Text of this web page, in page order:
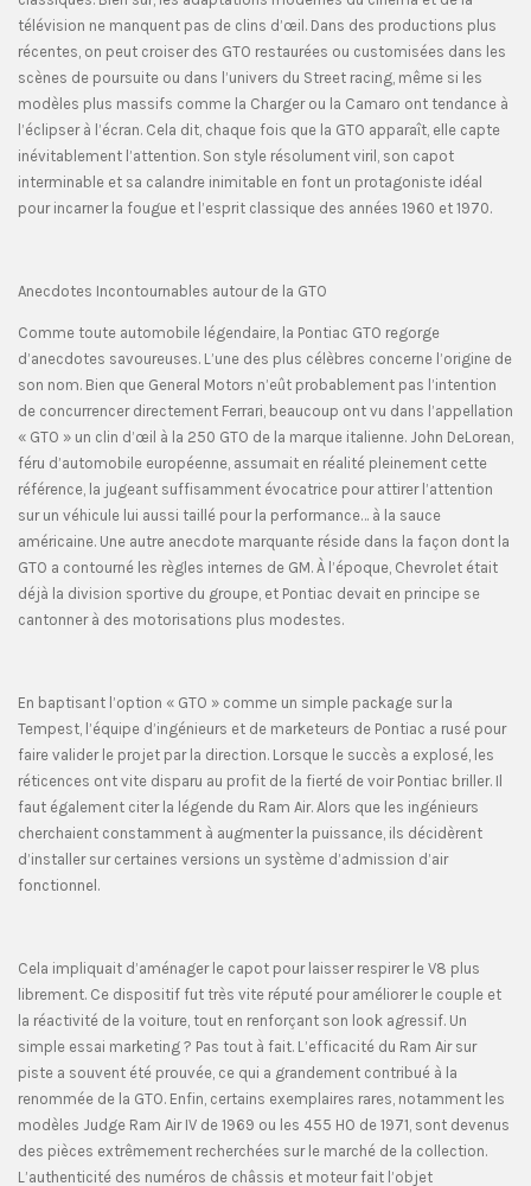
télévision ne manquent pas de clins d’œil. Dans des productions plus
récentes, on peut croiser des GTO restaurées ou customisées dans les
scènes de poursuite ou dans l’univers du Street racing, même si les
modèles plus massifs comme la Charger ou la Camaro ont tendance à
l’éclipser à l’écran. Cela dit, chaque fois que la GTO apparaît, elle capte
inévitablement l’attention. Son style résolument viril, son capot
interminable et sa calandre inimitable en font un protagoniste idéal
pour incarner la fougue et l’esprit classique des années 1960 et 1970.
Anecdotes Incontournables autour de la GTO
Comme toute automobile légendaire, la Pontiac GTO regorge
d’anecdotes savoureuses. L’une des plus célèbres concerne l’origine de
son nom. Bien que General Motors n’eût probablement pas l’intention
de concurrencer directement Ferrari, beaucoup ont vu dans l’appellation
« GTO » un clin d’œil à la 250 GTO de la marque italienne. John DeLorean,
féru d’automobile européenne, assumait en réalité pleinement cette
référence, la jugeant suffisamment évocatrice pour attirer l’attention
sur un véhicule lui aussi taillé pour la performance… à la sauce
américaine. Une autre anecdote marquante réside dans la façon dont la
GTO a contourné les règles internes de GM. À l’époque, Chevrolet était
déjà la division sportive du groupe, et Pontiac devait en principe se
cantonner à des motorisations plus modestes.
En baptisant l’option « GTO » comme un simple package sur la
Tempest, l’équipe d’ingénieurs et de marketeurs de Pontiac a rusé pour
faire valider le projet par la direction. Lorsque le succès a explosé, les
réticences ont vite disparu au profit de la fierté de voir Pontiac briller. Il
faut également citer la légende du Ram Air. Alors que les ingénieurs
cherchaient constamment à augmenter la puissance, ils décidèrent
d’installer sur certaines versions un système d’admission d’air
fonctionnel.
Cela impliquait d’aménager le capot pour laisser respirer le V8 plus
librement. Ce dispositif fut très vite réputé pour améliorer le couple et
la réactivité de la voiture, tout en renforçant son look agressif. Un
simple essai marketing ? Pas tout à fait. L’efficacité du Ram Air sur
piste a souvent été prouvée, ce qui a grandement contribué à la
renommée de la GTO. Enfin, certains exemplaires rares, notamment les
modèles Judge Ram Air IV de 1969 ou les 455 HO de 1971, sont devenus
des pièces extrêmement recherchées sur le marché de la collection.
L’authenticité des numéros de châssis et moteur fait l’objet